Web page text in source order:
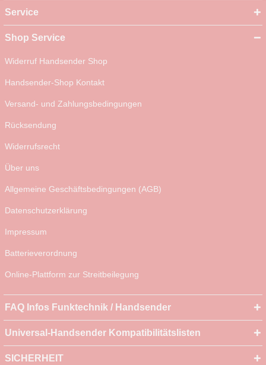
Service
Shop Service
Widerruf Handsender Shop
Handsender-Shop Kontakt
Versand- und Zahlungsbedingungen
Rücksendung
Widerrufsrecht
Über uns
Allgemeine Geschäftsbedingungen (AGB)
Datenschutzerklärung
Impressum
Batterieverordnung
Online-Plattform zur Streitbeilegung
FAQ Infos Funktechnik / Handsender
Universal-Handsender Kompatibilitätslisten
SICHERHEIT